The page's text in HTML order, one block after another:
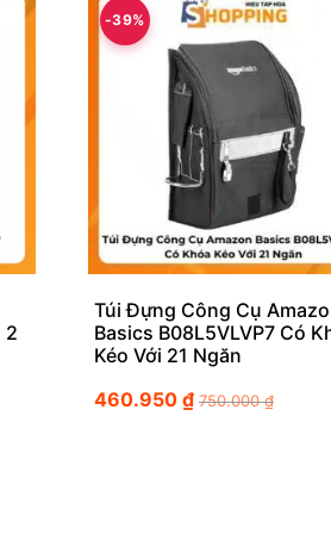
2
-39%
Túi Đựng Công Cụ
Basics B08L5VLVP7 Có
Kéo Với 21 Ngăn
460.950 ₫ 750.000₫